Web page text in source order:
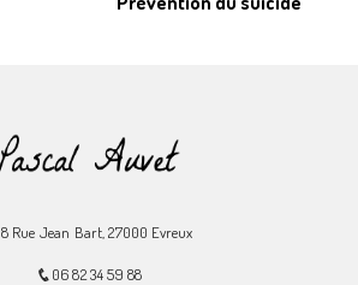
8 Rue Jean Bart, 27000 Evreux
06 82 34 59 88